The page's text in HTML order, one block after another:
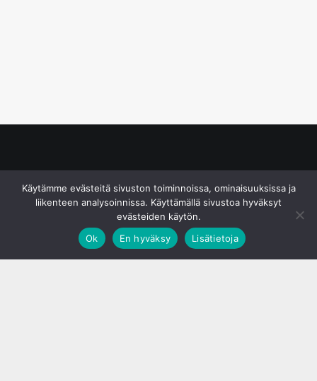
Käytämme evästeitä sivuston toiminnoissa, ominaisuuksissa ja
liikenteen analysoinnissa. Käyttämällä sivustoa hyväksyt
evästeiden käytön.
Ok
En hyväksy Lisätietoja